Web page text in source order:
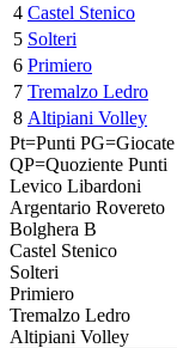
4 Castel Stenico
5 Solteri
6 Primiero
7 Tremalzo Ledro
8 Altipiani Volley
Pt=Punti PG=Giocate
QP=Quoziente Punti
Levico Libardoni
Argentario Rovereto
Bolghera B
Castel Stenico
Solteri
Primiero
Tremalzo Ledro
Altipiani Volley